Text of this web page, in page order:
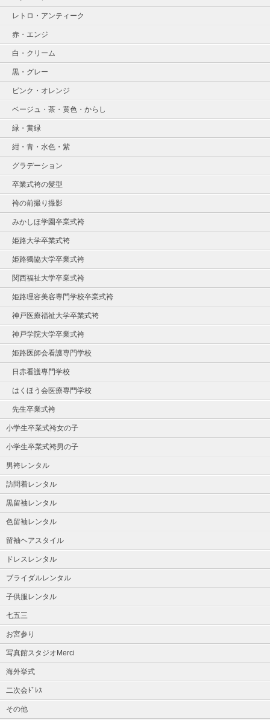
レトロ・アンティーク
赤・エンジ
白・クリーム
黒・グレー
ピンク・オレンジ
ベージュ・茶・黄色・からし
緑・黄緑
紺・青・水色・紫
グラデーション
卒業式袴の髪型
袴の前撮り撮影
みかしほ学園卒業式袴
姫路大学卒業式袴
姫路獨協大学卒業式袴
関西福祉大学卒業式袴
姫路理容美容専門学校卒業式袴
神戸医療福祉大学卒業式袴
神戸学院大学卒業式袴
姫路医師会看護専門学校
日赤看護専門学校
はくほう会医療専門学校
先生卒業式袴
小学生卒業式袴女の子
小学生卒業式袴男の子
男袴レンタル
訪問着レンタル
黒留袖レンタル
色留袖レンタル
留袖ヘアスタイル
ドレスレンタル
ブライダルレンタル
子供服レンタル
七五三
お宮参り
写真館スタジオMerci
海外挙式
二次会ﾄﾞﾚｽ
その他